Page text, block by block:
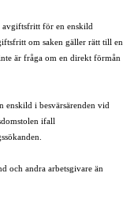
avgiftsfritt för en enskild
om saken gäller rätt till en
är fråga om en direkt förmån
enskild i besvärsärenden vid
ifall
och andra arbetsgivare än